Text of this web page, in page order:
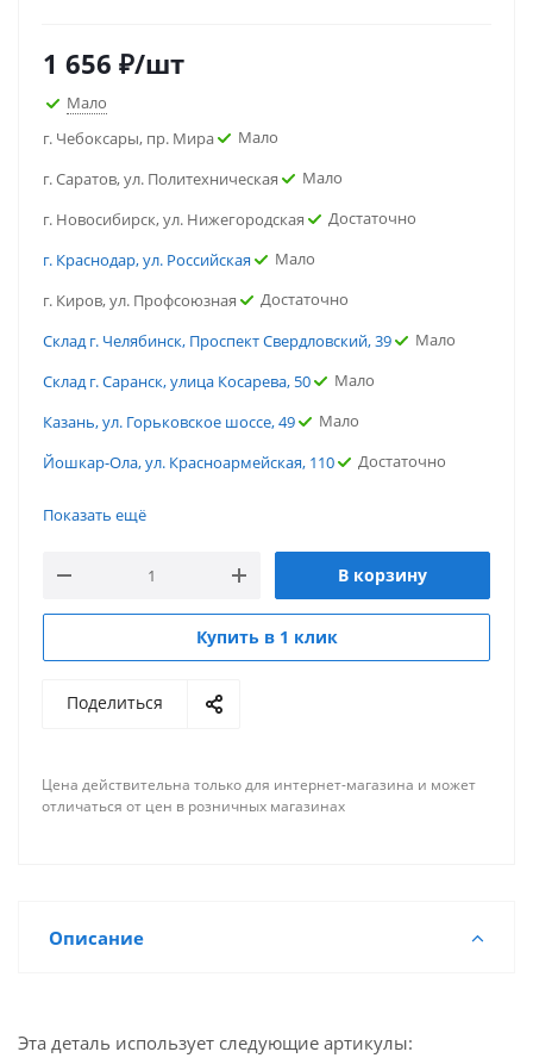
1 656 ₽/шт
Мало
г. Чебоксары, пр. Мира
Мало
г. Саратов, ул. Политехническая
Мало
г. Новосибирск, ул. Нижегородская
Достаточно
г. Краснодар, ул. Российская
Мало
г. Киров, ул. Профсоюзная
Достаточно
Склад г. Челябинск, Проспект Свердловский, 39
Мало
Склад г. Саранск, улица Косарева, 50
Мало
Казань, ул. Горьковское шоссе, 49
Мало
Йошкар-Ола, ул. Красноармейская, 110
Достаточно
г. Новосибирск, ул. Нижегородская
Достаточно
г. Киров, ул. Профсоюзная
Достаточно
Склад г. Челябинск, Проспект Свердловский, 39
Казань, ул. Горьковское шоссе, 49
Мало
Показать ещё
В корзину
Купить в 1 клик
Поделиться
Цена действительна только для интернет-магазина и может
отличаться от цен в розничных магазинах
Описание
Эта деталь использует следующие артикулы: